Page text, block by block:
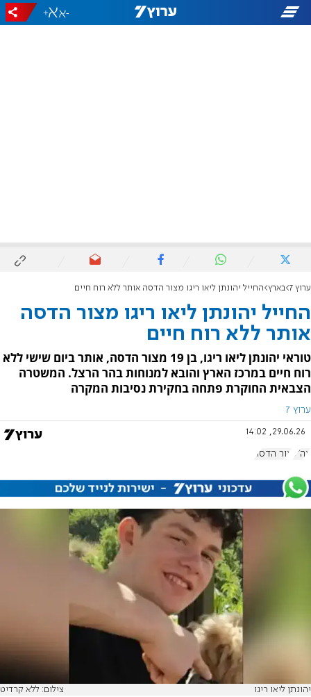
-
+
ערוץ 7 בארץ החייל יהונתן ליאו ריגו מצור הדסה אותר ללא רוח חיים
החייל יהונתן ליאו ריגו מצור הדסה
אותר ללא רוח חיים
טוראי יהונתן ליאו ריגו, בן 19 מצור הדסה, אותר ביום שישי ללא
רוח חיים במרכז הארץ והובא למנוחות בהר הרצל. המשטרה
הצבאית החוקרת פתחה בחקירת נסיבות המקרה
ערוץ 7
29.06.26, 14:02
צה"ל צור הדסה
יהונתן ליאו ריגו צילום: ללא קרדיט